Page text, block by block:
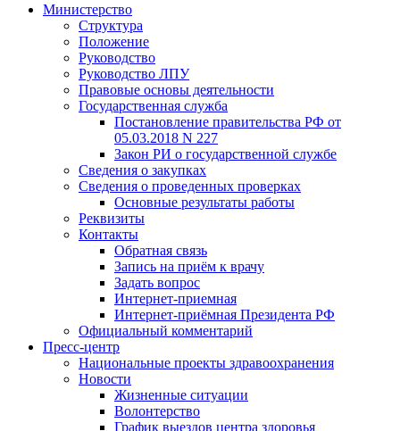
Министерство
Структура
Положение
Руководство
Руководство ЛПУ
Правовые основы деятельности
Государственная служба
Постановление правительства РФ от
05.03.2018 N 227
Закон РИ о государственной службе
Сведения о закупках
Сведения о проведенных проверках
Основные результаты работы
Реквизиты
Контакты
Обратная связь
Запись на приём к врачу
Задать вопрос
Интернет-приемная
Интернет-приёмная Президента РФ
Официальный комментарий
Пресс-центр
Национальные проекты здравоохранения
Новости
Жизненные ситуации
Волонтерство
График выездов центра здоровья